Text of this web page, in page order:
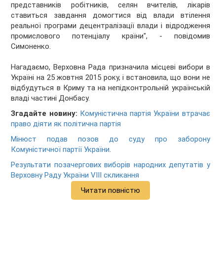
представників робітників, селян вчителів, лікарів
ставиться завдання домогтися від влади втілення
реальної програми децентралізації влади і відродження
промислового потенціалу країни", - повідомив
Симоненко.
Нагадаємо, Верховна Рада призначила місцеві вибори в
Україні на 25 жовтня 2015 року, і встановила, що вони не
відбудуться в Криму та на непідконтрольній українській
владі частині Донбасу.
Згадайте новину: Комуністична партія України втрачає
право діяти як політична партія
Мінюст подав позов до суду про заборону
Комуністичної партії України.
Результати позачергових виборів народних депутатів у
Верховну Раду України VIII скликання
Читати повністю